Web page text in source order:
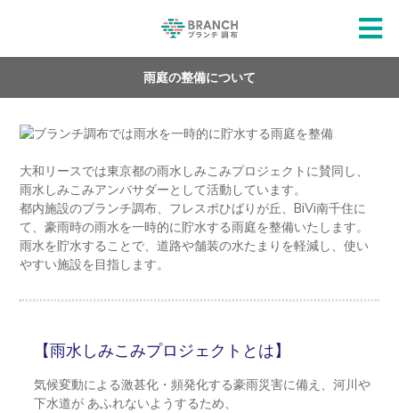
雨庭の整備について
大和リースでは東京都の雨水しみこみプロジェクトに賛同し、
雨水しみこみアンバサダーとして活動しています。
都内施設のブランチ調布、フレスポひばりが丘、BiVi南千住に
て、豪雨時の雨水を一時的に貯水する雨庭を整備いたします。
雨水を貯水することで、道路や舗装の水たまりを軽減し、使い
やすい施設を目指します。
【雨水しみこみプロジェクトとは】
気候変動による激甚化・頻発化する豪雨災害に備え、河川や
下水道が あふれないようするため、